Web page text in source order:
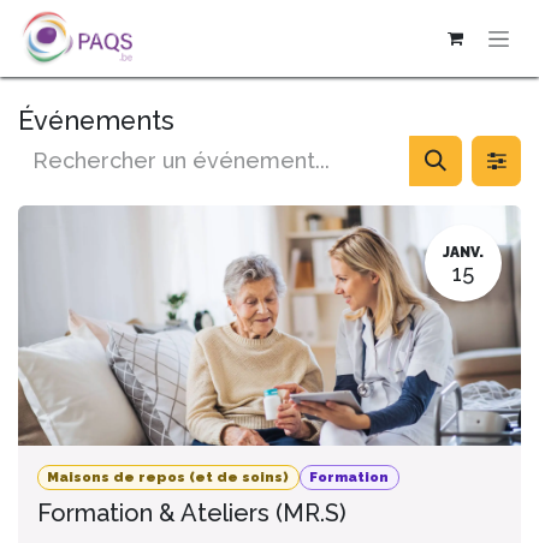
SE RENDRE AU CONTENU
Événements
JANV.
15
Maisons de repos (et de soins) Formation
Formation & Ateliers (MR.S)